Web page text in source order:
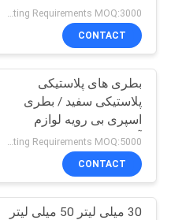
Negotiatable according to Order Quantity and printing Requirements MOQ:3000 عدد در هر اندازه
CONTACT
بطری های پلاستیکی
پلاستیکی سفید / بطری
اسپری بی رویه لوازم
آرایشی
Negotiatable according to Order Quantity and printing Requirements MOQ:5000 عدد در هر اندازه
CONTACT
30 میلی لیتر 50 میلی لیتر